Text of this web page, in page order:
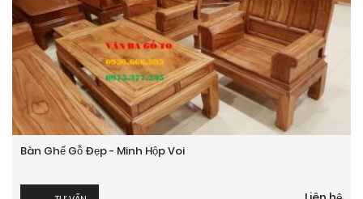
Bàn Ghế Gỗ Đẹp - Minh Hộp Voi